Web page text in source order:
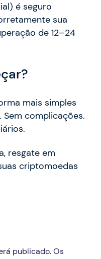
é seguro
sua
de 12–24
mais simples
complicações.
resgate em
criptomoedas
publicado. Os